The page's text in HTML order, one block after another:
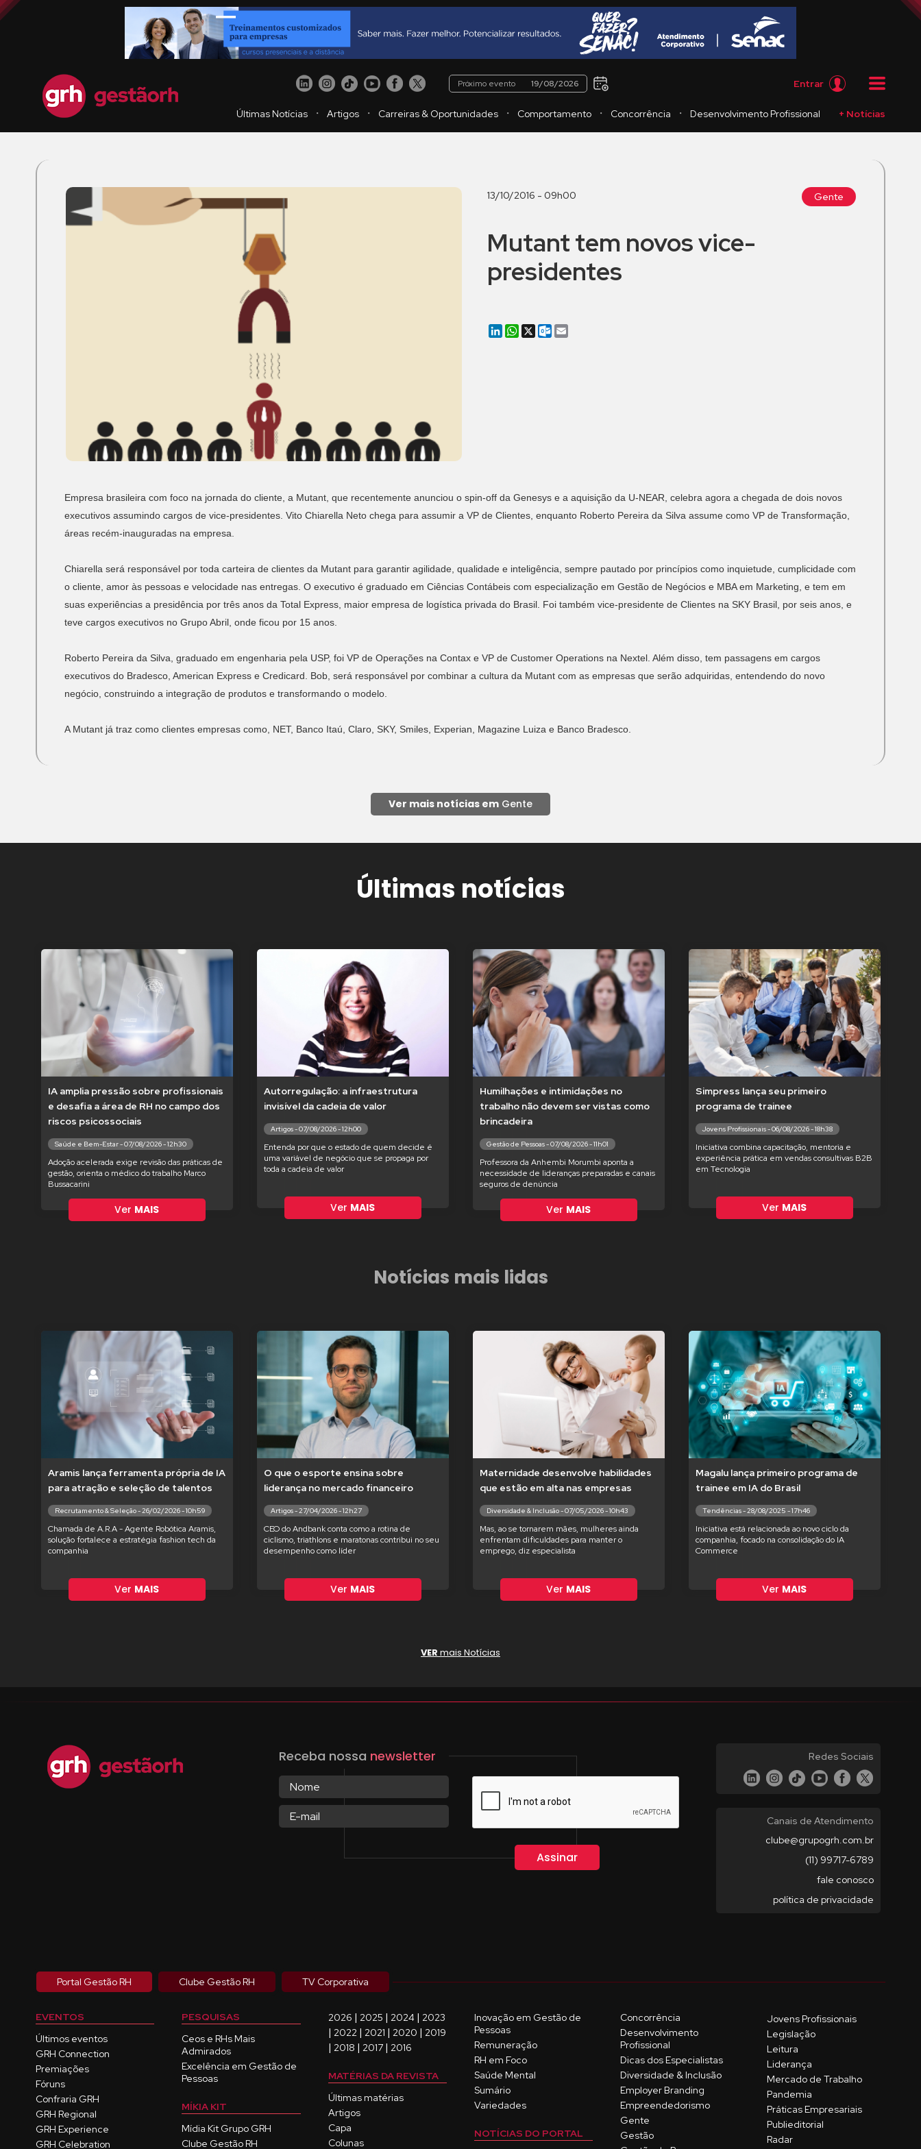
Próximo evento 19/08/2026 Entrar
Últimas Notícias ・ Artigos ・ Carreiras & Oportunidades ・ Comportamento ・ Concorrência ・ Desenvolvimento Profissional + Notícias
13/10/2016 - 09h00 Gente
Mutant tem novos vice-
presidentes
LinkedIn
WhatsApp
X Outlook.com
Email
Empresa brasileira com foco na jornada do cliente, a Mutant, que recentemente anunciou o spin-off da Genesys e a aquisição da U-NEAR, celebra agora a chegada de dois novos
executivos assumindo cargos de vice-presidentes. Vito Chiarella Neto chega para assumir a VP de Clientes, enquanto Roberto Pereira da Silva assume como VP de Transformação,
áreas recém-inauguradas na empresa.
Chiarella será responsável por toda carteira de clientes da Mutant para garantir agilidade, qualidade e inteligência, sempre pautado por princípios como inquietude, cumplicidade com
o cliente, amor às pessoas e velocidade nas entregas. O executivo é graduado em Ciências Contábeis com especialização em Gestão de Negócios e MBA em Marketing, e tem em
suas experiências a presidência por três anos da Total Express, maior empresa de logística privada do Brasil. Foi também vice-presidente de Clientes na SKY Brasil, por seis anos, e
teve cargos executivos no Grupo Abril, onde ficou por 15 anos.
Roberto Pereira da Silva, graduado em engenharia pela USP, foi VP de Operações na Contax e VP de Customer Operations na Nextel. Além disso, tem passagens em cargos
executivos do Bradesco, American Express e Credicard. Bob, será responsável por combinar a cultura da Mutant com as empresas que serão adquiridas, entendendo do novo
negócio, construindo a integração de produtos e transformando o modelo.
A Mutant já traz como clientes empresas como, NET, Banco Itaú, Claro, SKY, Smiles, Experian, Magazine Luiza e Banco Bradesco.
Ver mais notícias em Gente
Últimas notícias
IA amplia pressão sobre profissionais
e desafia a área de RH no campo dos
riscos psicossociais
Saúde e Bem-Estar - 07/08/2026 - 12h30
Adoção acelerada exige revisão das práticas de
gestão, orienta o médico do trabalho Marco
Bussacarini
Ver MAIS
Autorregulação: a infraestrutura
invisível da cadeia de valor
Artigos - 07/08/2026 - 12h00
Entenda por que o estado de quem decide é
uma variável de negócio que se propaga por
toda a cadeia de valor
Ver MAIS
Humilhações e intimidações no
trabalho não devem ser vistas como
brincadeira
Gestão de Pessoas - 07/08/2026 - 11h01
Professora da Anhembi Morumbi aponta a
necessidade de lideranças preparadas e canais
seguros de denúncia
Ver MAIS
Simpress lança seu primeiro
programa de trainee
Jovens Profissionais - 06/08/2026 - 18h38
Iniciativa combina capacitação, mentoria e
experiência prática em vendas consultivas B2B
em Tecnologia
Ver MAIS
Notícias mais lidas
Aramis lança ferramenta própria de IA
para atração e seleção de talentos
Recrutamento & Seleção - 26/02/2026 - 10h59
Chamada de A.R.A - Agente Robótica Aramis,
solução fortalece a estratégia fashion tech da
companhia
Ver MAIS
O que o esporte ensina sobre
liderança no mercado financeiro
Artigos - 27/04/2026 - 12h27
CEO do Andbank conta como a rotina de
ciclismo, triathlons e maratonas contribui no seu
desempenho como líder
Ver MAIS
Maternidade desenvolve habilidades
que estão em alta nas empresas
Diversidade & Inclusão - 07/05/2026 - 10h43
Mas, ao se tornarem mães, mulheres ainda
enfrentam dificuldades para manter o
emprego, diz especialista
Ver MAIS
Magalu lança primeiro programa de
trainee em IA do Brasil
Tendências - 28/08/2025 - 17h46
Iniciativa está relacionada ao novo ciclo da
companhia, focado na consolidação do IA
Commerce
Ver MAIS
VER mais Notícias
Receba nossa newsletter Redes Sociais
Canais de Atendimento
clube@grupogrh.com.br
(11) 99717-6789
fale conosco
política de privacidade
Portal Gestão RH Clube Gestão RH TV Corporativa
EVENTOS
Últimos eventos
GRH Connection
Premiações
Fóruns
Confraria GRH
GRH Regional
GRH Experience
GRH Celebration
PESQUISAS
Ceos e RHs Mais
Admirados
Excelência em Gestão de
Pessoas
MÍKIA KIT
Mídia Kit Grupo GRH
Clube Gestão RH
2026 | 2025 | 2024 | 2023
| 2022| 2021 | 2020 | 2019
| 2018 | 2017| 2016
MATÉRIAS DA REVISTA
Últimas matérias
Artigos
Capa
Colunas
Inovação em Gestão de
Pessoas
Remuneração
RH em Foco
Saúde Mental
Sumário
Variedades
NOTÍCIAS DO PORTAL
Concorrência
Desenvolvimento
Profissional
Dicas dos Especialistas
Diversidade & Inclusão
Employer Branding
Empreendedorismo
Gente
Gestão
Jovens Profissionais
Legislação
Leitura
Liderança
Mercado de Trabalho
Pandemia
Práticas Empresariais
Publieditorial
Radar